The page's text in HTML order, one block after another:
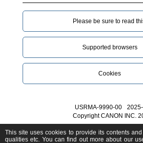
Please be sure to read
Supported browsers
Cookies
USRMA-9990-00
Copyright CANON INC.
This site uses cookies to provide its contents
qualities etc. You can find out more about our